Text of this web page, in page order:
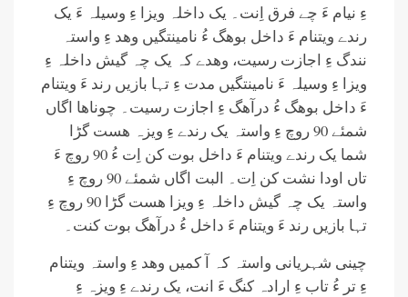
ءِ نیام ءَ چے فرق اِنت۔ یک داخلہ ویزا ءِ وسیلہ ءَ یک
رندے ویتنام ءَ داخل بوھگ ءُ نامینتگیں وھد ءِ واستہ
نندگ ءِ اجازت رسیت، وھدے کہ یک چہ گیش داخلہ ءِ
ویزا ءِ وسیلہ ءَ نامینتگیں مدت ءِ تہا بازیں رند ءَ ویتنام
ءَ داخل بوھگ ءُ درآھگ ءِ اجازت رسیت۔ چوناھا اگاں
شمئے 90 روچ ءِ واستہ یک رندے ءِ ویزہ ھست گڑا
شما یک رندے ویتنام ءَ داخل بوت کن اِت ءُ 90 روچ ءَ
تاں اودا نشت کن اِت۔ البت اگاں شمئے 90 روچ ءِ
واستہ یک چہ گیش داخلہ ءِ ویزا ھست گڑا 90 روچ ءِ
تہا بازیں رند ءَ ویتنام ءَ داخل ءُ درآھگ بوت کنت۔
چینی شہریانی واستہ کہ آ کمیں وھد ءِ واستہ ویتنام
ءِ تر ءُ تاب ءِ ارادہ کنگ ءَ انت، یک رندے ءِ ویزہ ءِ